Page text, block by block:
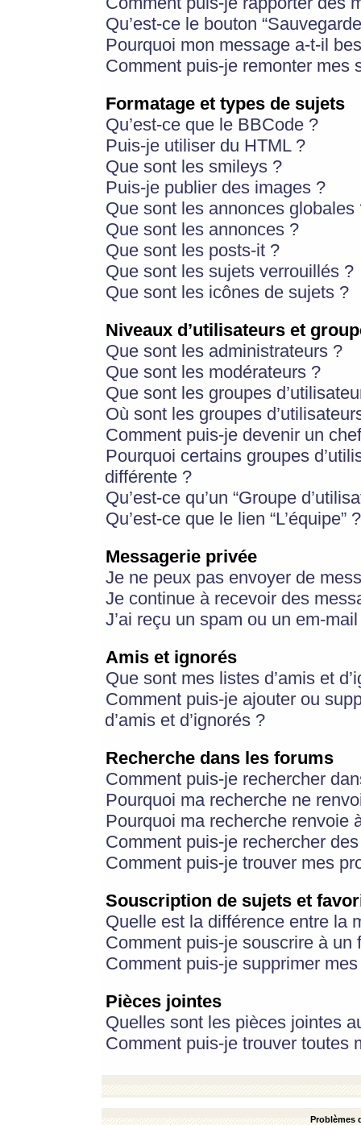
Qu’est-ce le bouton
Pourquoi mon message a-t-il
Comment puis-je remonter mes
Formatage et types de sujets
Qu’est-ce que le BBCode ?
Puis-je utiliser du HTML ?
Que sont les smileys ?
Puis-je publier des images ?
Que sont les annonces globales
Que sont les annonces ?
Que sont les posts-it ?
Que sont les sujets verrouillés ?
Que sont les icônes de sujets ?
Niveaux d’utilisateurs et
Que sont les administrateurs ?
Que sont les modérateurs ?
Que sont les groupes
Où sont les groupes
Comment puis-je devenir un
Pourquoi certains groupes
différente ?
Qu’est-ce qu’un “Groupe
Qu’est-ce que le lien “L’équipe” ?
Messagerie privée
Je ne peux pas envoyer de
Je continue à recevoir des
J’ai reçu un spam ou un em-
Amis et ignorés
Que sont mes listes d’amis et
Comment puis-je ajouter ou
d’amis et d’ignorés ?
Recherche dans les forums
Comment puis-je rechercher
Pourquoi ma recherche ne
Pourquoi ma recherche renvoie
Comment puis-je rechercher
Comment puis-je trouver mes
Souscription de sujets et
Quelle est la différence entre la
Comment puis-je souscrire à
Comment puis-je supprimer
Pièces jointes
Quelles sont les pièces jointes
Comment puis-je trouver toutes
Problèmes